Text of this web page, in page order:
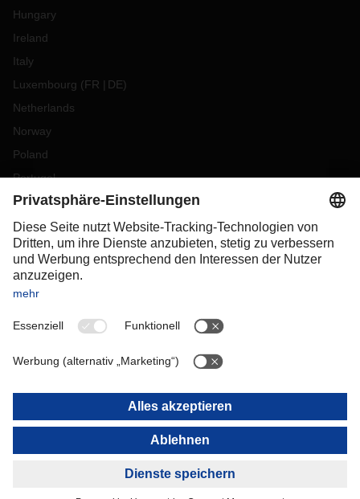
Hungary
Ireland
Italy
Luxembourg (FR DE)
Netherlands
Norway
Poland
Portugal
Romania
Slovakia
Spain
Sweden
Switzerland
OCEANIA